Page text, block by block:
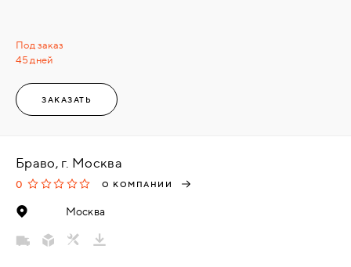
Под заказ
45 дней
ЗАКАЗАТЬ
Браво, г. Москва
0 О КОМПАНИИ
Москва